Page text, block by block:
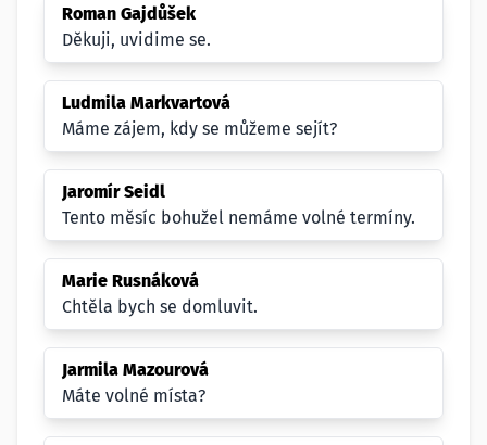
Roman Gajdůšek
Děkuji, uvidime se.
Ludmila Markvartová
Máme zájem, kdy se můžeme sejít?
Jaromír Seidl
Tento měsíc bohužel nemáme volné termíny.
Marie Rusnáková
Chtěla bych se domluvit.
Jarmila Mazourová
Máte volné místa?